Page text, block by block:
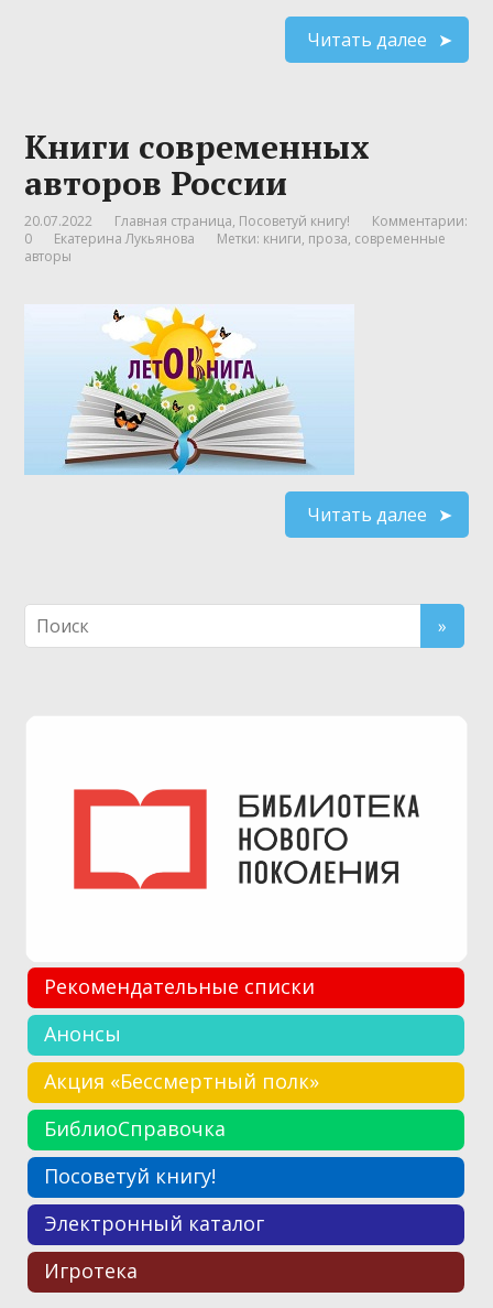
Читать далее
Книги современных
авторов России
20.07.2022 Главная страница, Посоветуй книгу!
Комментарии:
0
Екатерина Лукьянова Метки: книги, проза, современные
авторы
Читать далее
Рекомендательные списки
Анонсы
Акция «Бессмертный полк»
БиблиоСправочка
Посоветуй книгу!
Электронный каталог
Игротека